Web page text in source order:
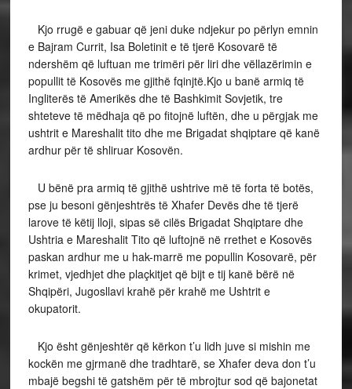
Kjo rrugë e gabuar që jeni duke ndjekur po përlyn emnin
e Bajram Currit, Isa Boletinit e të tjerë Kosovarë të
ndershëm që luftuan me trimëri për liri dhe vëllazërimin e
popullit të Kosovës me gjithë fqinjtë.Kjo u banë armiq të
Ingliterës të Amerikës dhe të Bashkimit Sovjetik, tre
shteteve të mëdhaja që po fitojnë luftën, dhe u përgjak me
ushtrit e Mareshalit tito dhe me Brigadat shqiptare që kanë
ardhur për të shliruar Kosovën.
U bënë pra armiq të gjithë ushtrive më të forta të botës,
pse ju besoni gënjeshtrës të Xhafer Devës dhe të tjerë
larove të këtij lloji, sipas së cilës Brigadat Shqiptare dhe
Ushtria e Mareshalit Tito që luftojnë në rrethet e Kosovës
paskan ardhur me u hak-marrë me popullin Kosovarë, për
krimet, vjedhjet dhe plaçkitjet që bijt e tij kanë bërë në
Shqipëri, Jugosllavi krahë për krahë me Ushtrit e
okupatorit.
Kjo ësht gënjeshtër që kërkon t’u lidh juve si mishin me
kockën me gjrmanë dhe tradhtarë, se Xhafer deva don t’u
mbajë begshi të gatshëm për të mbrojtur sod që bajonetat